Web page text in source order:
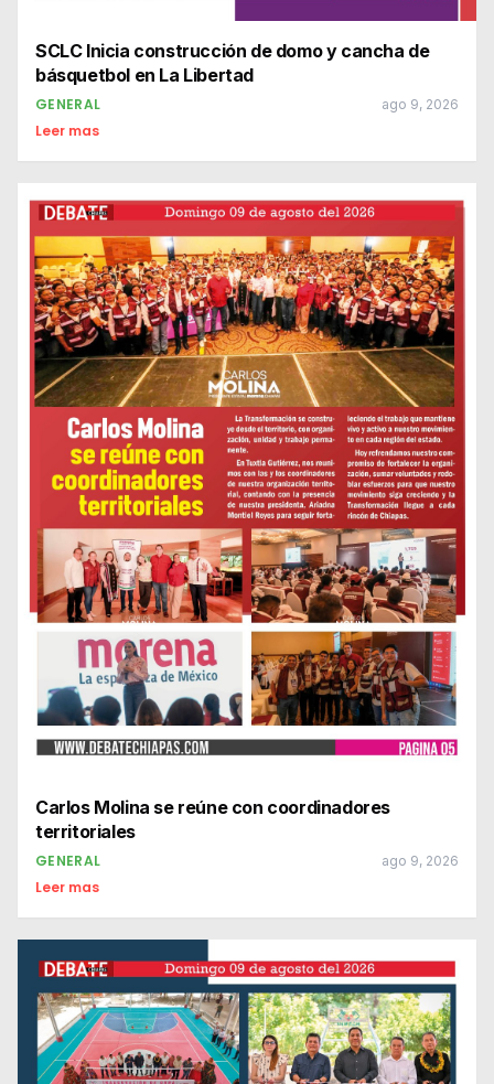
SCLC Inicia construcción de domo y cancha de
básquetbol en La Libertad
GENERAL ago 9, 2026
Leer mas
Carlos Molina se reúne con coordinadores
territoriales
GENERAL ago 9, 2026
Leer mas